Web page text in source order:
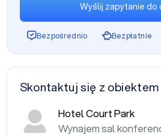
Wyślij zapytanie do
Bezpośrednio Bezpłatnie
Skontaktuj się z obiektem
Hotel Court Park
Wynajem sal